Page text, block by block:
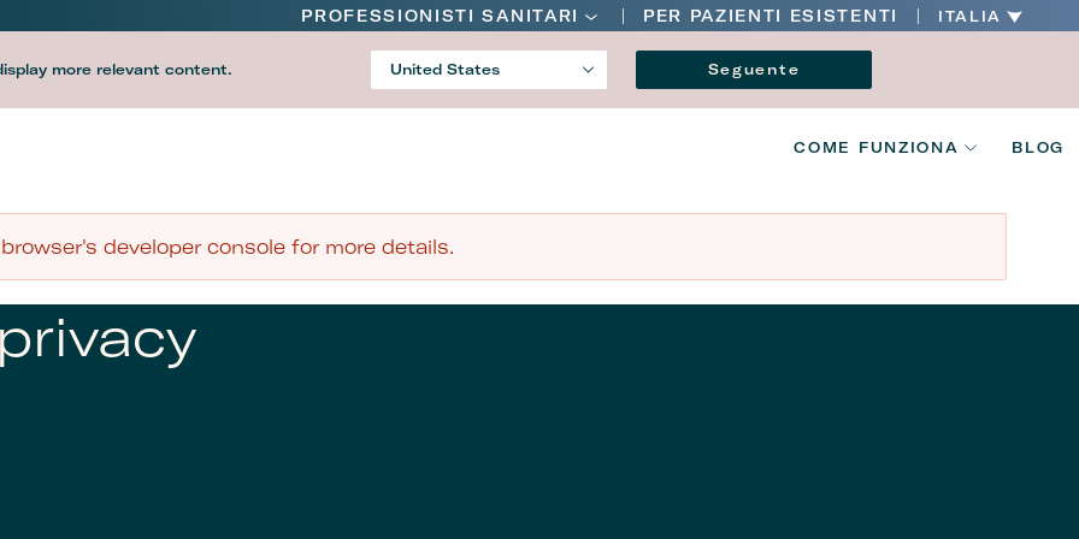
PROFESSIONISTI SANITARI PER PAZIENTI ESISTENTI ITALIA
more relevant content. United States
Country
Seguente
V2
Main
navigation
COME FUNZIONA BLOG
navigation
developer console for more details.